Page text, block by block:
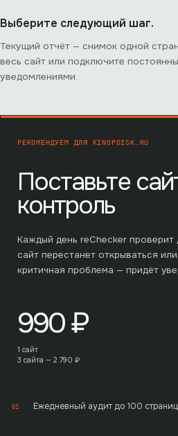
Выберите следующий шаг.
Текущий отчёт — снимок одной
весь сайт или подключите
уведомлениями.
РЕКОМЕНДУЕМ ДЛЯ KINOPOISK.RU
Поставьте
контроль
Каждый день reChecker проверит
сайт перестанет открываться
критичная проблема — придёт
990₽
1 сайт
3 сайта — 2 790 ₽
01 Ежедневный аудит до 100 страниц